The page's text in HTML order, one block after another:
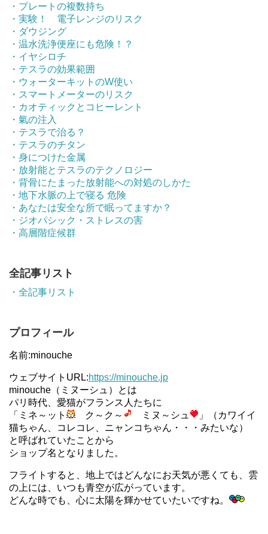
・プレートの複数持ち
・実験！ 電子レンジのリスク
・ダウジング
・温水洗浄便座にも危険！？
・イヤシロチ
・テスラの効果範囲
・ウォーターキットのW使い
・スマートメーターのリスク
・カオティックとコヒーレント
・氣の注入
・テスラで治る？
・テスラのチタン
・身につけた金属
・放射能とテスラのテクノロジー
・背骨にたまった放射能への対処のしかた
・地下水脈の上で寝る 危険
・あなたは安全な所で眠ってますか？
・ジオパシック・ストレスの害
・高層階症候群
全記事リスト
・全記事リスト
プロフィール
名前:minouche
ウェブサイトURL:https://minouche.jp
minouche（ミヌーシュ）とは
パリ時代、愛猫がフランス人たちに
「ミネ～ット
ク～ク～ ミヌ～シュ
」（カワイイ
猫ちゃん、コレコレ、ニャンコちゃん・・・みたいな）
と呼ばれていたことから
ショップ名となりました。
フライトすると、地上ではどんなにお天気が悪くても、雲
の上には、いつも青空が広がっています。
どんな時でも、心に太陽を輝かせていたいですね。